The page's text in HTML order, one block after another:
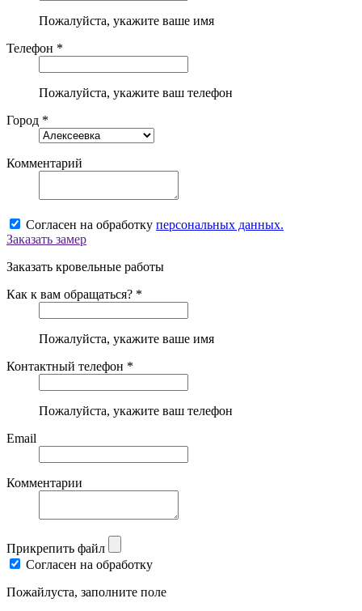
Пожалуйста, укажите ваше имя
Телефон *
Пожалуйста, укажите ваш телефон
Город *
Комментарий
Согласен на обработку персональных данных.
Заказать замер
Заказать кровельные работы
Как к вам обращаться? *
Пожалуйста, укажите ваше имя
Контактный телефон *
Пожалуйста, укажите ваш телефон
Email
Комментарии
Прикрепить файл
Согласен на обработку
Пожайлуста, заполните поле